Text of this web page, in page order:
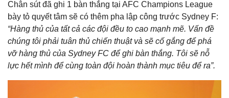
Chân sút đã ghi 1 bàn thắng tại AFC Champions League
bày tỏ quyết tâm sẽ có thêm pha lập công trước Sydney F:
“Hàng thủ của tất cả các đội đều to cao mạnh mẽ. Vấn đề
chúng tôi phải tuân thủ chiến thuật và sẽ cố gắng để phá
vỡ hàng thủ của Sydney FC để ghi bàn thắng. Tôi sẽ nỗ
lực hết mình để cùng toàn đội hoàn thành mục tiêu để ra”.